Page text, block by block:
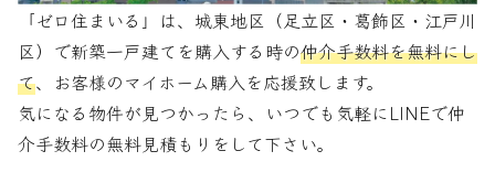
「ゼロ住まいる」は、城東地区（足立区・葛飾区・江戸川
区）で新築一戸建てを購入する時の仲介手数料を無料にし
て、お客様のマイホーム購入を応援致します。
気になる物件が見つかったら、いつでも気軽にLINEで仲
介手数料の無料見積もりをして下さい。